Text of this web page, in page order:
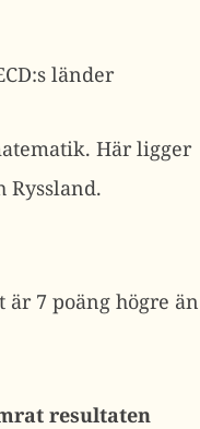
länder
Här ligger
Ryssland.
är 7 poäng högre än
resultaten